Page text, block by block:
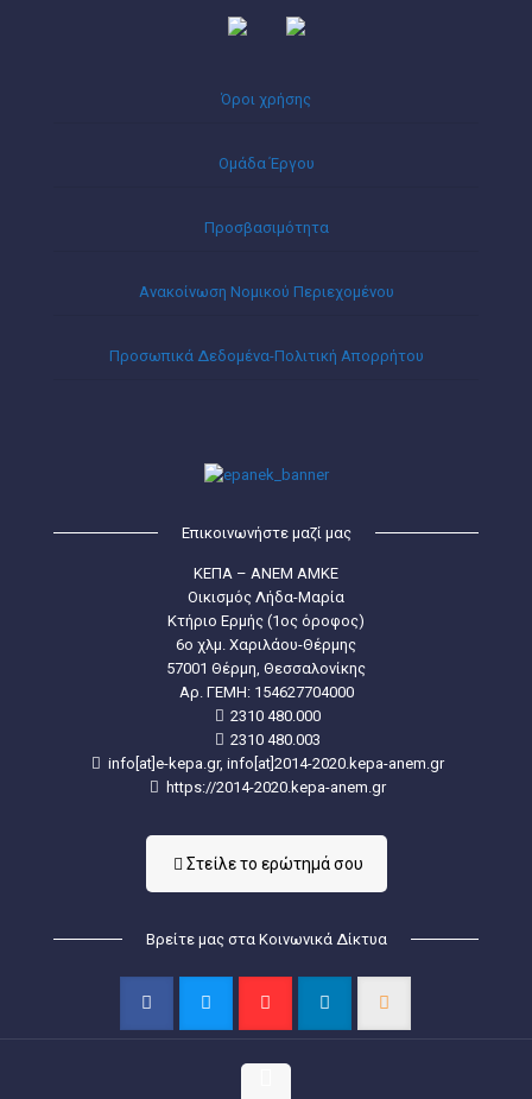
Όροι χρήσης
Ομάδα Έργου
Προσβασιμότητα
Ανακοίνωση Νομικού Περιεχομένου
Προσωπικά Δεδομένα-Πολιτική Απορρήτου
Επικοινωνήστε μαζί μας
ΚΕΠΑ – ΑΝΕΜ ΑΜΚΕ
Οικισμός Λήδα-Μαρία
Κτήριο Ερμής (1ος όροφος)
6ο χλμ. Χαριλάου-Θέρμης
57001 Θέρμη, Θεσσαλονίκης
Aρ. ΓΕΜΗ: 154627704000
2310 480.000
2310 480.003
info[at]e-kepa.gr, info[at]2014-2020.kepa-anem.gr
https://2014-2020.kepa-anem.gr
Στείλε τo ερώτημά σου
Βρείτε μας στα Κοινωνικά Δίκτυα